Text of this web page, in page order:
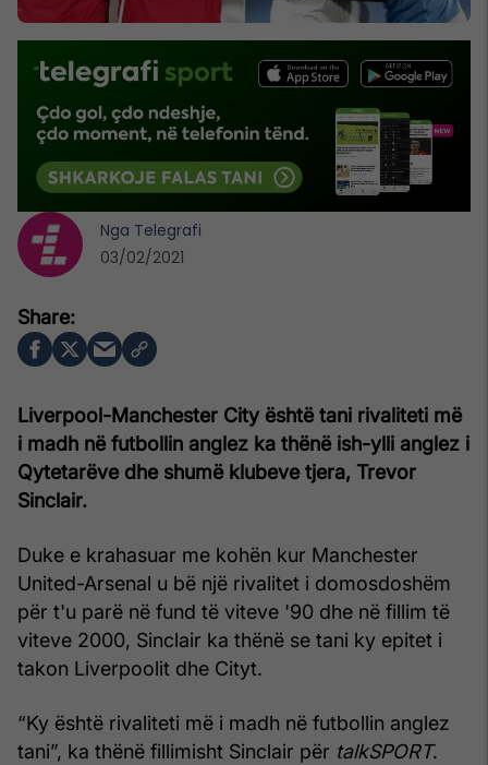
Liverpool-Manchester City është tani rivaliteti më
i madh në futbollin anglez ka thënë ish-ylli anglez i
Qytetarëve dhe shumë klubeve tjera, Trevor
Sinclair.
Duke e krahasuar me kohën kur Manchester
United-Arsenal u bë një rivalitet i domosdoshëm
për t'u parë në fund të viteve '90 dhe në fillim të
viteve 2000, Sinclair ka thënë se tani ky epitet i
takon Liverpoolit dhe Cityt.
“Ky është rivaliteti më i madh në futbollin anglez
tani”, ka thënë fillimisht Sinclair për talkSPORT.
Nga Telegrafi
03/02/2021